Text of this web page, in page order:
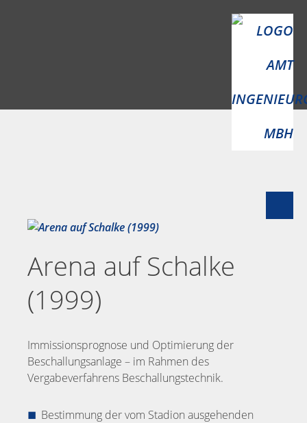
Arena auf Schalke
(1999)
Immissionsprognose und Optimierung der
Beschallungsanlage – im Rahmen des
Vergabeverfahrens Beschallungstechnik.
Bestimmung der vom Stadion ausgehenden